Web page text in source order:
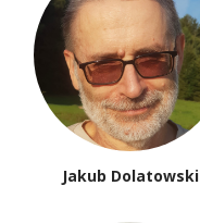
Jakub Dolatowski